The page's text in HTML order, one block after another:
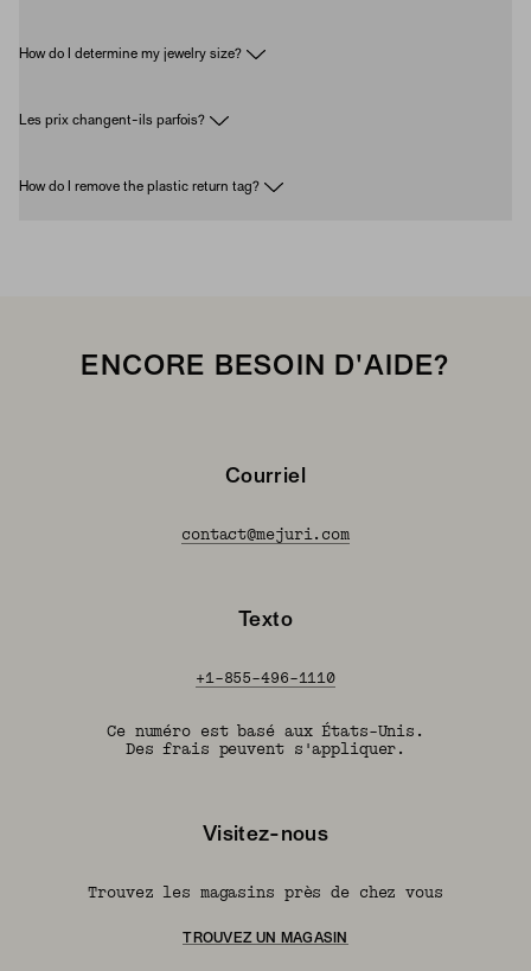
How do I determine my jewelry size?
Les prix changent-ils parfois?
How do I remove the plastic return tag?
ENCORE BESOIN D'AIDE?
Courriel
contact@mejuri.com
Texto
+1-855-496-1110
Ce numéro est basé aux États-Unis.
Des frais peuvent s'appliquer.
Visitez-nous
Trouvez les magasins près de chez vous
TROUVEZ UN MAGASIN